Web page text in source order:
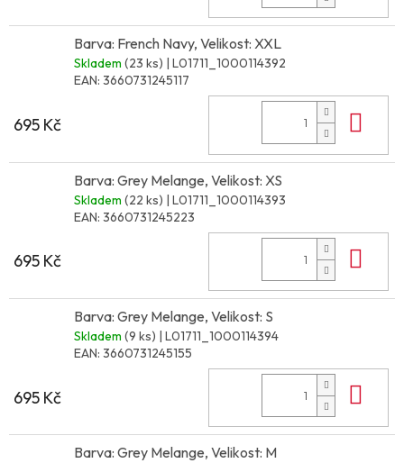
Barva: French Navy, Velikost: XXL
Skladem (23 ks) | L01711_1000114392
EAN: 3660731245117
695 Kč
Barva: Grey Melange, Velikost: XS
Skladem (22 ks) | L01711_1000114393
EAN: 3660731245223
695 Kč
Barva: Grey Melange, Velikost: S
Skladem (9 ks) | L01711_1000114394
EAN: 3660731245155
695 Kč
Barva: Grey Melange, Velikost: M